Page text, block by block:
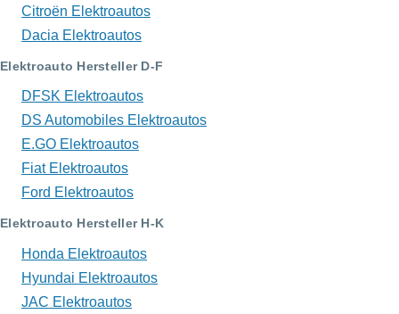
Citroën Elektroautos
Dacia Elektroautos
Elektroauto Hersteller D-F
DFSK Elektroautos
DS Automobiles Elektroautos
E.GO Elektroautos
Fiat Elektroautos
Ford Elektroautos
Elektroauto Hersteller H-K
Honda Elektroautos
Hyundai Elektroautos
JAC Elektroautos